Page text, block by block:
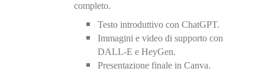
completo.
Testo introduttivo con ChatGPT.
Immagini e video di supporto con
DALL-E e HeyGen.
Presentazione finale in Canva.